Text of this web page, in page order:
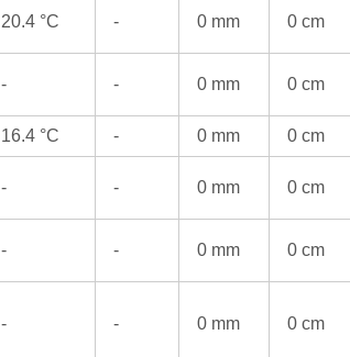
20.4 °C - 0 mm 0 cm
- - 0 mm 0 cm
16.4 °C - 0 mm 0 cm
- - 0 mm 0 cm
- - 0 mm 0 cm
- - 0 mm 0 cm